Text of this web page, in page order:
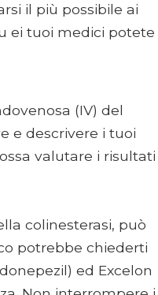
il più possibile ai
ei tuoi medici potete
(IV) del
e descrivere i tuoi
valutare i risultati
colinesterasi, può
potrebbe chiederti
ed Excelon